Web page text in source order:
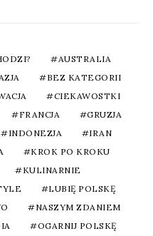
AUSTRALIA
AZJA
BEZ KATEGORII
CIEKAWOSTKI
FRANCJA
GRUZJA
INDONEZJA
IRAN
KROK PO KROKU
KULINARNIE
LUBIĘ POLSKĘ
NASZYM ZDANIEM
OGARNIJ POLSKĘ